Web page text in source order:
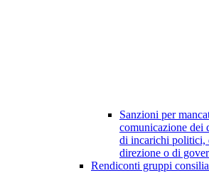
Sanzioni per
comunicazione dei
di incarichi politici,
direzione o di
Rendiconti gruppi